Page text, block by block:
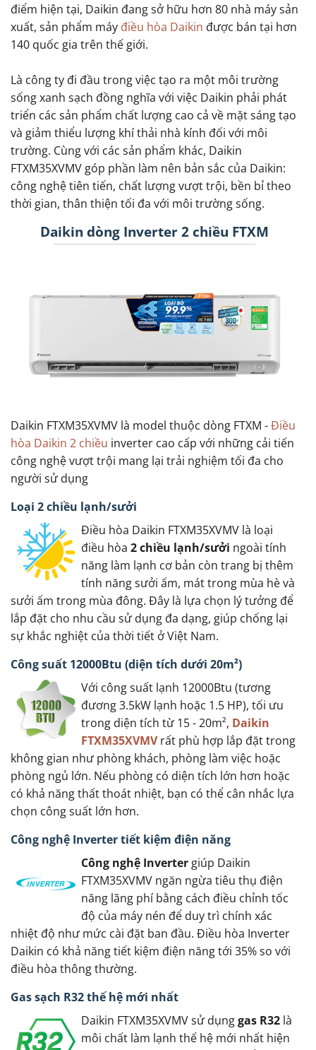
điểm hiện tại, Daikin đang sở hữu hơn 80 nhà máy sản
xuất, sản phẩm máy điều hòa Daikin được bán tại hơn
140 quốc gia trên thế giới.
Là công ty đi đầu trong việc tạo ra một môi trường
sống xanh sạch đồng nghĩa với việc Daikin phải phát
triển các sản phẩm chất lượng cao cả về mặt sáng tạo
và giảm thiểu lượng khí thải nhà kính đối với môi
trường. Cùng với các sản phẩm khác, Daikin
FTXM35XVMV góp phần làm nên bản sắc của Daikin:
công nghệ tiên tiến, chất lượng vượt trội, bền bỉ theo
thời gian, thân thiện tối đa với môi trường sống.
Daikin dòng Inverter 2 chiều FTXM
Daikin FTXM35XVMV là model thuộc dòng FTXM -Điều
hòa Daikin 2 chiều inverter cao cấp với những cải tiến
công nghệ vượt trội mang lại trải nghiệm tối đa cho
người sử dụng
Loại 2 chiều lạnh/sưởi
Điều hòa Daikin FTXM35XVMV là loại
điều hòa 2 chiều lạnh/sưởi ngoài tính
năng làm lạnh cơ bản còn trang bị thêm
tính năng sưởi ấm, mát trong mùa hè và
sưởi ấm trong mùa đông. Đây là lựa chọn lý tưởng để
lắp đặt cho nhu cầu sử dụng đa dạng, giúp chống lại
sự khắc nghiệt của thời tiết ở Việt Nam.
Công suất 12000Btu (diện tích dưới 20m²)
Với công suất lạnh 12000Btu (tương
đương 3.5kW lạnh hoặc 1.5 HP), tối ưu
trong diện tích từ 15 - 20m², Daikin
FTXM35XVMVrất phù hợp lắp đặt trong
không gian như phòng khách, phòng làm việc hoặc
phòng ngủ lớn. Nếu phòng có diện tích lớn hơn hoặc
có khả năng thất thoát nhiệt, bạn có thể cân nhắc lựa
chọn công suất lớn hơn.
Công nghệ Inverter tiết kiệm điện năng
Công nghệ Inverter giúp Daikin
FTXM35XVMV ngăn ngừa tiêu thụ điện
năng lãng phí bằng cách điều chỉnh tốc
độ của máy nén để duy trì chính xác
nhiệt độ như mức cài đặt ban đầu. Điều hòa Inverter
Daikin có khả năng tiết kiệm điện năng tới 35% so với
điều hòa thông thường.
Gas sạch R32 thế hệ mới nhất
Daikin FTXM35XVMV sử dụnggas R32 là
môi chất làm lạnh thế hệ mới nhất hiện